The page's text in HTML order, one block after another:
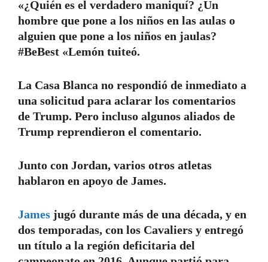
«¿Quién es el verdadero maniquí? ¿Un
hombre que pone a los niños en las aulas o
alguien que pone a los niños en jaulas?
#BeBest «Lemón tuiteó.
La Casa Blanca no respondió de inmediato a
una solicitud para aclarar los comentarios
de Trump. Pero incluso algunos aliados de
Trump reprendieron el comentario.
Junto con Jordan, varios otros atletas
hablaron en apoyo de James.
James jugó durante más de una década, y en
dos temporadas, con los Cavaliers y entregó
un título a la región deficitaria del